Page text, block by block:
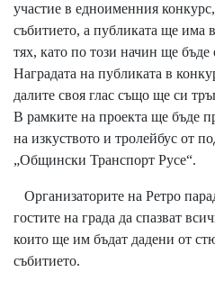
участие в едноименния
събитието, а публиката ще има
тях, като по този начин ще бъде
Наградата на публиката в
далите своя глас също ще си
В рамките на проекта ще бъде
на изкуството и тролейбус от
„Общински Транспорт Русе“.
Организаторите на Ретро
гостите на града да спазват
които ще им бъдат дадени от
събитието.